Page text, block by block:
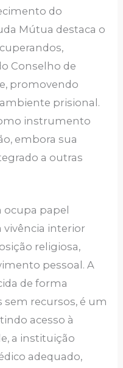
do
Mútua destaca o
Conselho de
promovendo
prisional.
instrumento
embora sua
a outras
papel
interior
religiosa,
pessoal. A
de forma
recursos, é um
acesso à
a instituição
adequado,